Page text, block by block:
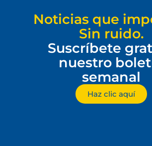
Noticias que
Sin ruido.
Suscríbete
nuestro
semanal
Haz clic aquí